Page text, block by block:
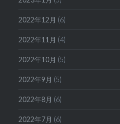
2022年12月 (6)
2022年11月 (4)
2022年10月 (5)
2022年9月 (5)
2022年8月 (6)
2022年7月 (6)